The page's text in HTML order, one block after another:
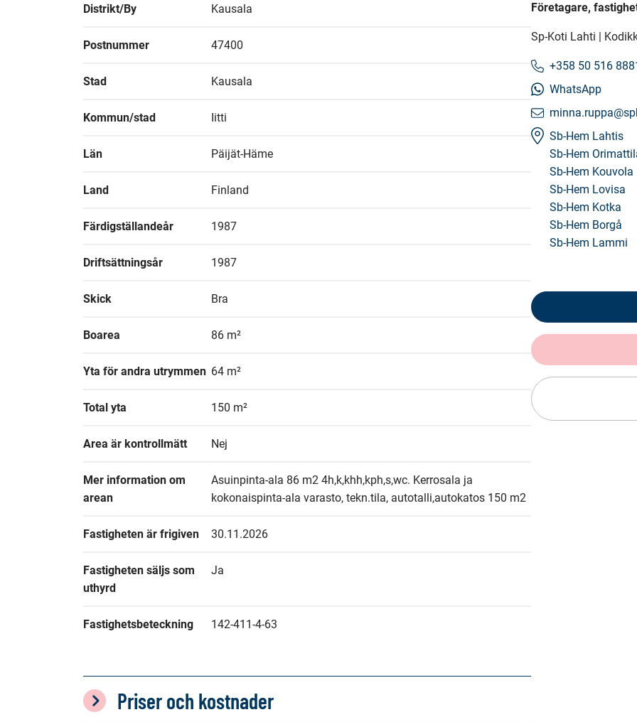
Distrikt/By Kausala
Postnummer 47400
Stad Kausala
Kommun/stad Iitti
Län Päijät-Häme
Land Finland
Färdigställandeår 1987
Driftsättningsår 1987
Skick Bra
Boarea 86 m²
Yta för andra utrymmen 64 m²
Total yta 150 m²
Area är kontrollmätt Nej
Mer information om
arean
Asuinpinta-ala 86 m2 4h,k,khh,kph,s,wc. Kerrosala ja
kokonaispinta-ala varasto, tekn.tila, autotalli,autokatos 150 m2
Fastigheten är frigiven 30.11.2026
Fastigheten säljs som
uthyrd
Ja
Fastighetsbeteckning 142-411-4-63
Priser och kostnader
Företagare,
Sp-Koti Lahti |
+358 50 516
WhatsApp
Sb-Hem Lahtis
Sb-Hem
Sb-Hem Kouvola
Sb-Hem Lovisa
Sb-Hem Kotka
Sb-Hem Borgå
Sb-Hem Lammi